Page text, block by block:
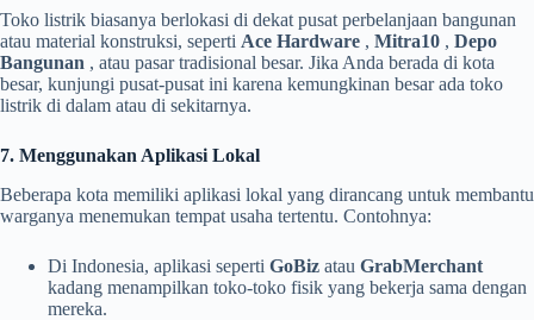
Toko listrik biasanya berlokasi di dekat pusat perbelanjaan bangunan
atau material konstruksi, seperti Ace Hardware , Mitra10 , Depo
Bangunan , atau pasar tradisional besar. Jika Anda berada di kota
besar, kunjungi pusat-pusat ini karena kemungkinan besar ada toko
listrik di dalam atau di sekitarnya.
7. Menggunakan Aplikasi Lokal
Beberapa kota memiliki aplikasi lokal yang dirancang untuk membantu
warganya menemukan tempat usaha tertentu. Contohnya:
Di Indonesia, aplikasi seperti GoBiz atau GrabMerchant
kadang menampilkan toko-toko fisik yang bekerja sama dengan
mereka.